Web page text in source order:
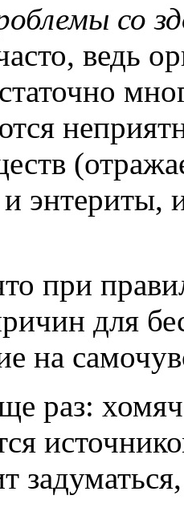
со
ведь
и энтериты,
при
для
на
раз: